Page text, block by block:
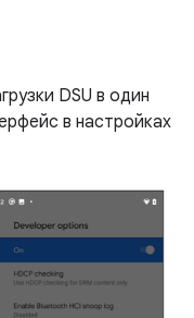
DSU в один
в настройках